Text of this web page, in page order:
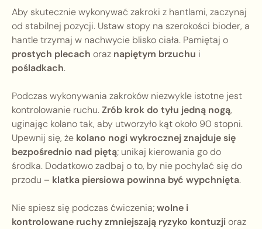
Aby skutecznie wykonywać zakroki z hantlami, zaczynaj
od stabilnej pozycji. Ustaw stopy na szerokości bioder, a
hantle trzymaj w nachwycie blisko ciała. Pamiętaj o
prostych plecach oraz napiętym brzuchu i
pośladkach.
Podczas wykonywania zakroków niezwykle istotne jest
kontrolowanie ruchu.Zrób krok do tyłu jedną nogą,
uginając kolano tak, aby utworzyło kąt około 90 stopni.
Upewnij się, że kolano nogi wykrocznej znajduje się
bezpośrednio nad piętą; unikaj kierowania go do
środka. Dodatkowo zadbaj o to, by nie pochylać się do
przodu – klatka piersiowa powinna być wypchnięta.
Nie spiesz się podczas ćwiczenia;wolne i
kontrolowane ruchy zmniejszają ryzyko kontuzjioraz